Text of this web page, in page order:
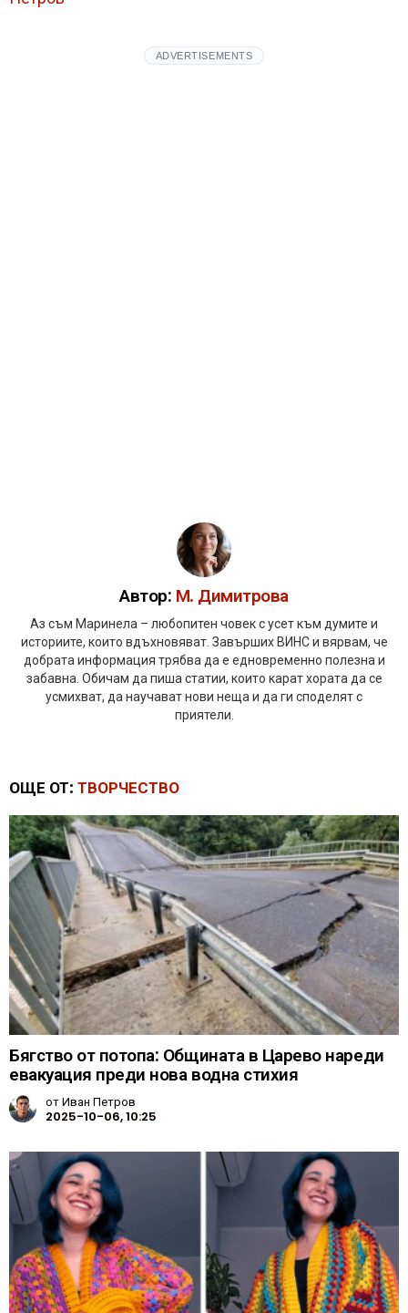
ADVERTISEMENTS
Автор: М. Димитрова
Аз съм Маринела – любопитен човек с усет към думите и
историите, които вдъхновяват. Завърших ВИНС и вярвам, че
добрата информация трябва да е едновременно полезна и
забавна. Обичам да пиша статии, които карат хората да се
усмихват, да научават нови неща и да ги споделят с
приятели.
ОЩЕ ОТ: ТВОРЧЕСТВО
Бягство от потопа: Общината в Царево нареди
евакуация преди нова водна стихия
отИван Петров
2025-10-06, 10:25